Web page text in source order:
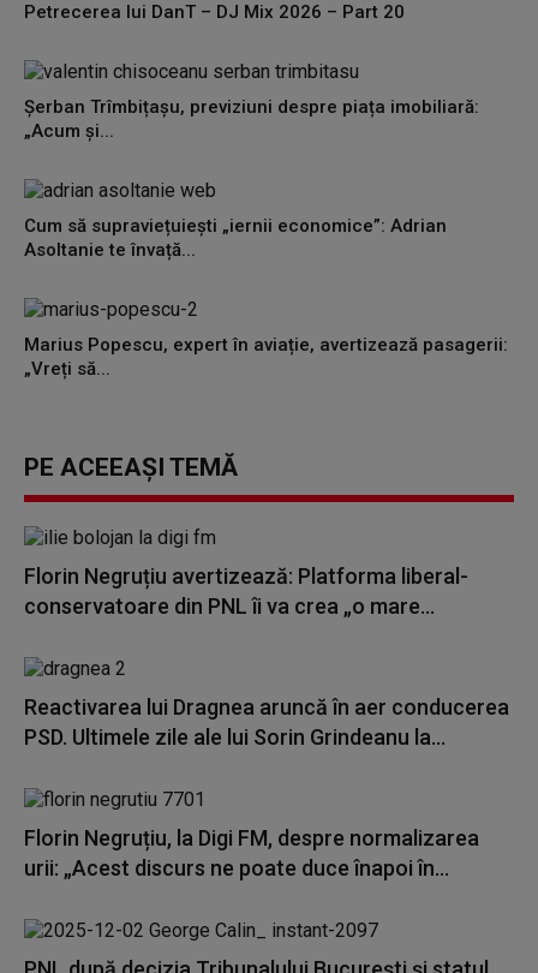
Petrecerea lui DanT – DJ Mix 2026 – Part 20
Șerban Trîmbițașu, previziuni despre piața imobiliară:
„Acum și...
Cum să supraviețuiești „iernii economice”: Adrian
Asoltanie te învață...
Marius Popescu, expert în aviație, avertizează pasagerii:
„Vreți să...
PE ACEEAȘI TEMĂ
Florin Negruțiu avertizează: Platforma liberal-
conservatoare din PNL îi va crea „o mare...
Reactivarea lui Dragnea aruncă în aer conducerea
PSD. Ultimele zile ale lui Sorin Grindeanu la...
Florin Negruțiu, la Digi FM, despre normalizarea
urii: „Acest discurs ne poate duce înapoi în...